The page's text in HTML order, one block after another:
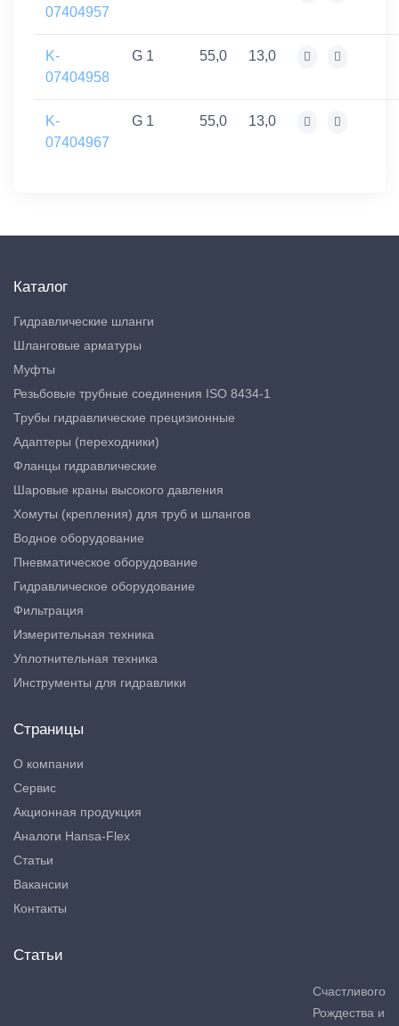
07404957
K-
07404958
G 1 55,0 13,0
K-
07404967
G 1 55,0 13,0
Каталог
Гидравлические шланги
Шланговые арматуры
Муфты
Резьбовые трубные соединения ISO 8434-1
Трубы гидравлические прецизионные
Адаптеры (переходники)
Фланцы гидравлические
Шаровые краны высокого давления
Хомуты (крепления) для труб и шлангов
Водное оборудование
Пневматическое оборудование
Гидравлическое оборудование
Фильтрация
Измерительная техника
Уплотнительная техника
Инструменты для гидравлики
Страницы
О компании
Сервис
Акционная продукция
Аналоги Hansa-Flex
Статьи
Вакансии
Контакты
Статьи
Счастливого
Рождества и